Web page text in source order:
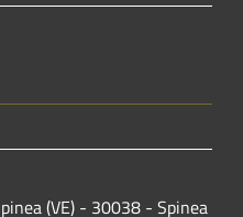
(VE) - 30038 - Spinea